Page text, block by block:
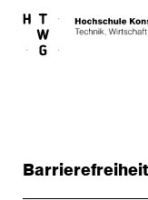
Skip to main